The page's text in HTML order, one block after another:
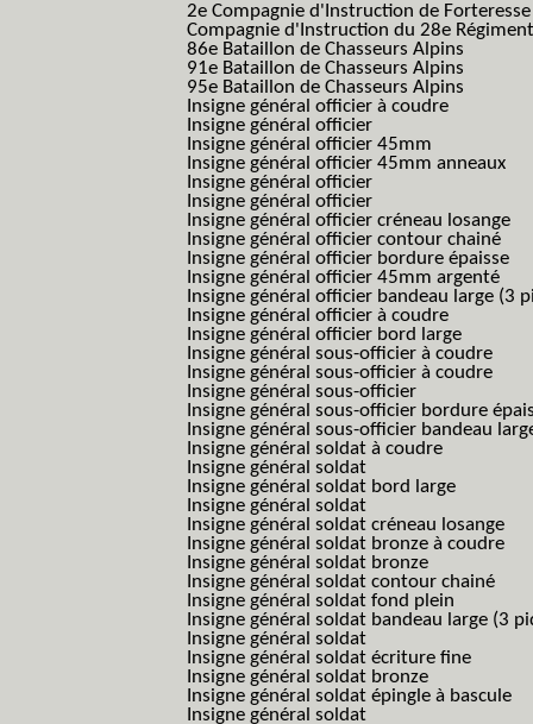
2e Compagnie d'Instruction de
Compagnie d'Instruction du 28e
86e Bataillon de Chasseurs Alpins
91e Bataillon de Chasseurs Alpins
95e Bataillon de Chasseurs Alpins
Insigne général officier à coudre
Insigne général officier
Insigne général officier 45mm
Insigne général officier 45mm anneaux
Insigne général officier
Insigne général officier
Insigne général officier créneau losange
Insigne général officier contour chainé
Insigne général officier bordure épaisse
Insigne général officier 45mm argenté
Insigne général officier bandeau large (3
Insigne général officier à coudre
Insigne général officier bord large
Insigne général sous-officier à coudre
Insigne général sous-officier à coudre
Insigne général sous-officier
Insigne général sous-officier bordure
Insigne général sous-officier bandeau
Insigne général soldat à coudre
Insigne général soldat
Insigne général soldat bord large
Insigne général soldat
Insigne général soldat créneau losange
Insigne général soldat bronze à coudre
Insigne général soldat bronze
Insigne général soldat contour chainé
Insigne général soldat fond plein
Insigne général soldat bandeau large (3
Insigne général soldat
Insigne général soldat écriture fine
Insigne général soldat bronze
Insigne général soldat épingle à bascule
Insigne général soldat